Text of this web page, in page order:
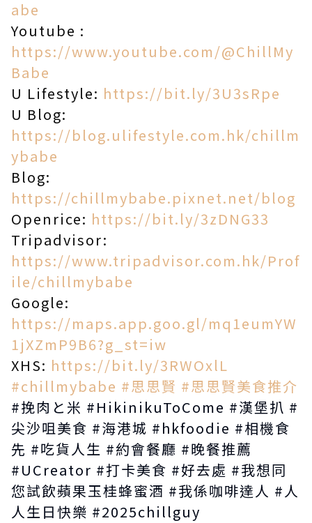
abe
Youtube :
https://www.youtube.com/@ChillMy
Babe
U Lifestyle: https://bit.ly/3U3sRpe
U Blog:
https://blog.ulifestyle.com.hk/chillm
ybabe
Blog:
https://chillmybabe.pixnet.net/blog
Openrice: https://bit.ly/3zDNG33
Tripadvisor:
https://www.tripadvisor.com.hk/Prof
ile/chillmybabe
Google:
https://maps.app.goo.gl/mq1eumYW
1jXZmP9B6?g_st=iw
XHS: https://bit.ly/3RWOxlL
#chillmybabe #思思賢 #思思賢美食推介
#挽肉と米 #HikinikuToCome #漢堡扒 #
尖沙咀美食 #海港城 #hkfoodie #相機食
先 #吃貨人生 #約會餐廳 #晚餐推薦
#UCreator #打卡美食 #好去處 #我想同
您試飲蘋果玉桂蜂蜜酒 #我係咖啡達人 #人
人生日快樂 #2025chillguy